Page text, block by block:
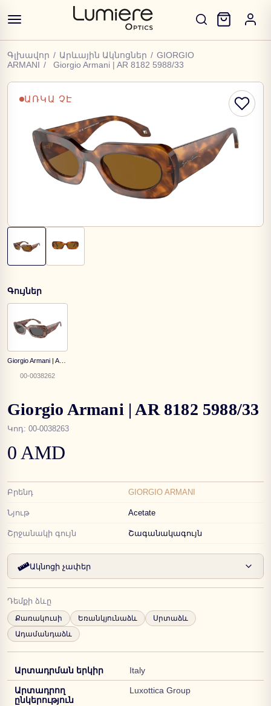
Գլխավոր / Արևային Ակնոցներ / GIORGIO
ARMANI / Giorgio Armani | AR 8182 5988/33
ԱՌԿԱ ՉԷ
Գույներ
00-0038262
Giorgio Armani | AR 8182 5988/33
Կոդ: 00-0038263
0 AMD
Բրենդ GIORGIO ARMANI
Նյութ Acetate
Շրջանակի գույն Շագանակագույն
Ակնոցի չափեր
Դեմքի ձևը
Քառակուսի Եռանկյունաձև
Սրտաձև
Ադամանդաձև
Արտադրման երկիր Italy
Արտադրող
ընկերություն
Luxottica Group